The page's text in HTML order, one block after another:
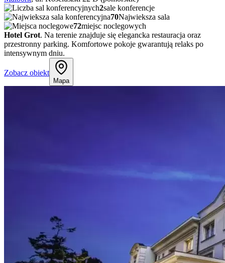
2sale konferencje
70Najwieksza sala
72miejsc noclegowych
Hotel Grot. Na terenie znajduje się elegancka restauracja oraz
przestronny parking. Komfortowe pokoje gwarantują relaks po
intensywnym dniu.
Zobacz obiekt
Mapa